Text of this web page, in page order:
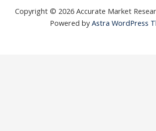
Copyright © 2026 Accurate Market
Powered byAstra WordPress